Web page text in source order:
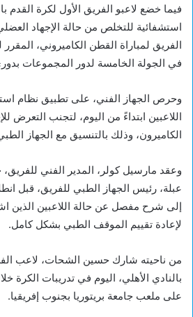
فيما خضع لاعبو الفريق الأول لكرة القدم
استشفائية للتخلص من حالة الإجهاد
الفريق لمباراة القطن الكاميروني،
في الجولة الخامسة لدور المجموعات
وحرص الجهاز الفني، على تطبيق نظام
اللاعبين ابتداءً من اليوم، لتجنب التعرض
الكاميرون، وذلك بالتنسيق مع الجهاز
وعقد مارسيل كولر، المدير الفني
عبلة، رئيس الجهاز الطبي للفريق، قبل
إلى شرح مفصل عن حالة اللاعبين الذين
لإعادة تقييم الموقف الطبي بشكل كامل.
من ناحيته شارك حسين الشحات، لاعب
بالنادي الأهلي، اليوم في تدريبات الكرة
على ملعب جامعة بريتوريا بجنوب إفريقيا.